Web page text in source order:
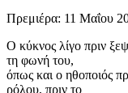
Πρεμιέρα: 11 Μαΐου
Ο κύκνος λίγο πριν
τη φωνή του,
όπως και ο ηθοποιός
ρόλου, πριν το